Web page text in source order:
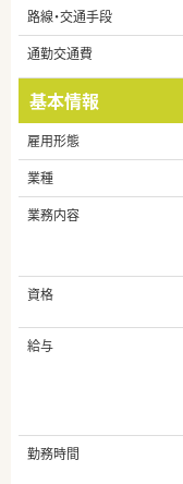
路線・交通手段
通勤交通費
基本情報
雇用形態
業種
業務内容
資格
給与
勤務時間